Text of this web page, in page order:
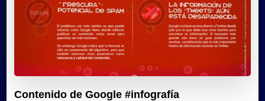
Contenido de Google #infografía